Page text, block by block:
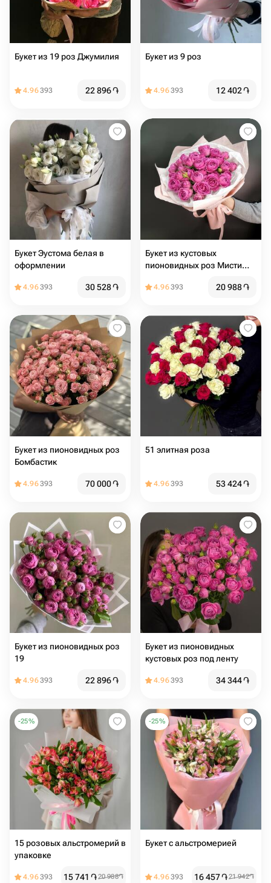
Букет из 19 роз Джумилия
4.96393 22 896֏
Букет из 9 роз
4.96393 12 402֏
Букет Эустома белая в
оформлении
4.96393 30 528֏
Букет из кустовых
пионовидных роз Мисти
4.96393 20 988֏
Букет из пионовидных роз
Бомбастик
4.96393 70 000֏
51 элитная роза
4.96393 53 424֏
Букет из пионовидных роз
19
4.96393 22 896֏
Букет из пионовидных
кустовых роз под ленту
4.96393 34 344֏
-25%
15 розовых альстромерий в
упаковке
4.96393 15 741 ֏20 988֏
-25%
Букет с альстромерией
4.96393 16 457֏21 942֏